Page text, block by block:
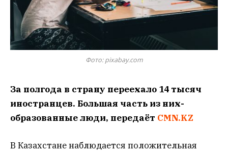
Фото: pixabay.com
За полгода в страну переехало 14 тысяч
иностранцев. Большая часть из них-
образованные люди, передаёт CMN.KZ
В Казахстане наблюдается положительная